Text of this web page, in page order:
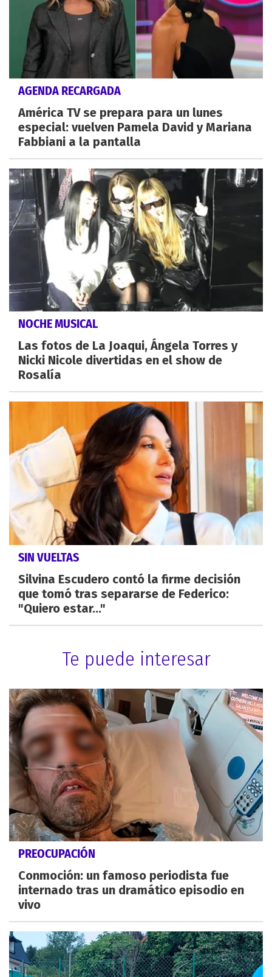
AGENDA RECARGADA
América TV se prepara para un lunes
especial: vuelven Pamela David y Mariana
Fabbiani a la pantalla
NOCHE MUSICAL
Las fotos de La Joaqui, Ángela Torres y
Nicki Nicole divertidas en el show de
Rosalía
SIN VUELTAS
Silvina Escudero contó la firme decisión
que tomó tras separarse de Federico:
"Quiero estar..."
Te puede interesar
PREOCUPACIÓN
Conmoción: un famoso periodista fue
internado tras un dramático episodio en
vivo